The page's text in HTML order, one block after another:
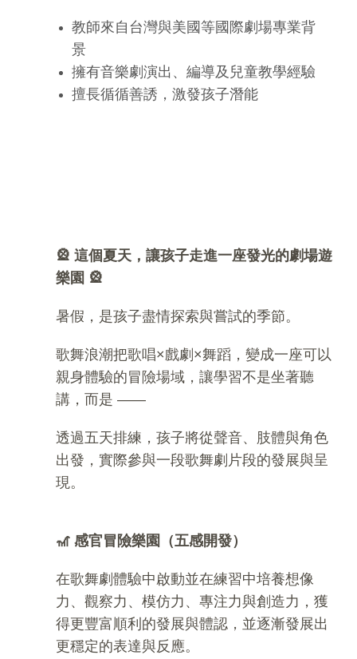
教師來自台灣與美國等國際劇場專業背
景
擁有音樂劇演出、編導及兒童教學經驗
擅長循循善誘，激發孩子潛能
🎡 這個夏天，讓孩子走進一座發光的劇場遊
樂園 🎡
暑假，是孩子盡情探索與嘗試的季節。
歌舞浪潮把歌唱×戲劇×舞蹈，變成一座可以
親身體驗的冒險場域，讓學習不是坐著聽
講，而是 ——
透過五天排練，孩子將從聲音、肢體與角色
出發，實際參與一段歌舞劇片段的發展與呈
現。
🎢 感官冒險樂園（五感開發）
在歌舞劇體驗中啟動並在練習中培養想像
力、觀察力、模仿力、專注力與創造力，獲
得更豐富順利的發展與體認，並逐漸發展出
更穩定的表達與反應。